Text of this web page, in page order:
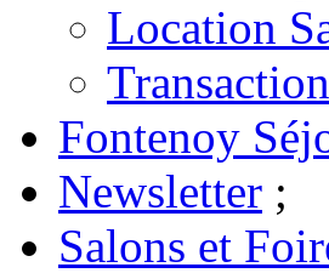
Location
Fontenoy
Newsletter ;
Salons et